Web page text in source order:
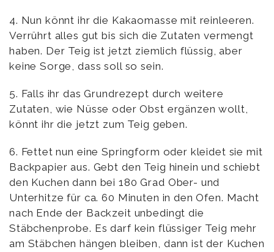
4. Nun könnt ihr die Kakaomasse mit reinleeren.
Verrührt alles gut bis sich die Zutaten vermengt
haben. Der Teig ist jetzt ziemlich flüssig, aber
keine Sorge, dass soll so sein.
5. Falls ihr das Grundrezept durch weitere
Zutaten, wie Nüsse oder Obst ergänzen wollt,
könnt ihr die jetzt zum Teig geben.
6. Fettet nun eine Springform oder kleidet sie mit
Backpapier aus. Gebt den Teig hinein und schiebt
den Kuchen dann bei 180 Grad Ober- und
Unterhitze für ca. 60 Minuten in den Ofen. Macht
nach Ende der Backzeit unbedingt die
Stäbchenprobe. Es darf kein flüssiger Teig mehr
am Stäbchen hängen bleiben, dann ist der Kuchen